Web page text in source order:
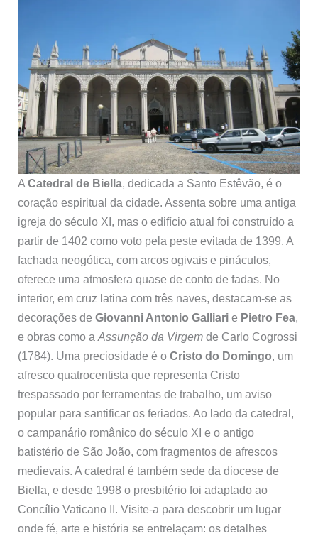
A Catedral de Biella, dedicada a Santo Estêvão, é o
coração espiritual da cidade. Assenta sobre uma antiga
igreja do século XI, mas o edifício atual foi construído a
partir de 1402 como voto pela peste evitada de 1399. A
fachada neogótica, com arcos ogivais e pináculos,
oferece uma atmosfera quase de conto de fadas. No
interior, em cruz latina com três naves, destacam-se as
decorações de Giovanni Antonio Galliarie Pietro Fea,
e obras como a Assunção da Virgemde Carlo Cogrossi
(1784). Uma preciosidade é o Cristo do Domingo, um
afresco quatrocentista que representa Cristo
trespassado por ferramentas de trabalho, um aviso
popular para santificar os feriados. Ao lado da catedral,
o campanário românico do século XI e o antigo
batistério de São João, com fragmentos de afrescos
medievais. A catedral é também sede da diocese de
Biella, e desde 1998 o presbitério foi adaptado ao
Concílio Vaticano II. Visite-a para descobrir um lugar
onde fé, arte e história se entrelaçam: os detalhes